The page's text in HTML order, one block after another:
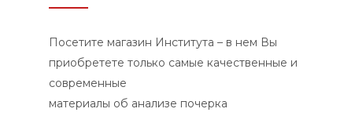
Посетите магазин Института – в нем Вы
приобретете только самые качественные и
современные
материалы об анализе почерка